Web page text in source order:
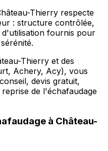
Thierry respecte
: structure contrôlée,
d'utilisation fournis pour
Thierry et des
Achery, Acy), vous
devis gratuit,
de l'échafaudage
à Château-